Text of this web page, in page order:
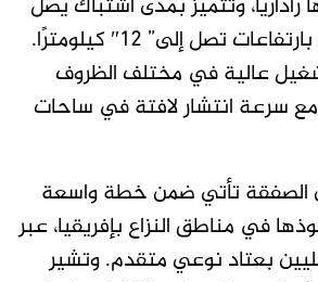
إلى” 25″ كيلومترًا، بارتفاعات تصل إلى” 12″ كيلومترًا.
عالية في مختلف الظروف
مع سرعة انتشار لافتة في ساحات
الصفقة تأتي ضمن خطة واسعة
في مناطق النزاع بإفريقيا، عبر
بعتاد نوعي متقدم. وتشير